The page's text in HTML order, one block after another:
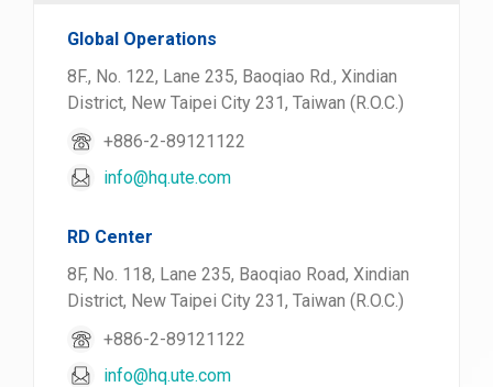
Global Operations
8F., No. 122, Lane 235, Baoqiao Rd., Xindian
District, New Taipei City 231, Taiwan (R.O.C.)
+886-2-89121122
info@hq.ute.com
RD Center
8F, No. 118, Lane 235, Baoqiao Road, Xindian
District, New Taipei City 231, Taiwan (R.O.C.)
+886-2-89121122
info@hq.ute.com